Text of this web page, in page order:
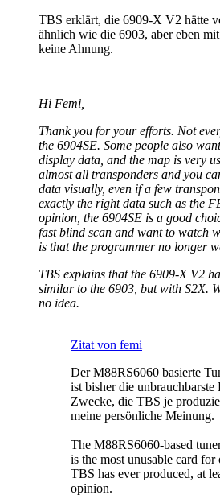
TBS erklärt, die 6909-X V2 hätte
ähnlich wie die 6903, aber eben
keine Ahnung.
Hi Femi,
Thank you for your efforts. Not
the 6904SE. Some people also
display data, and the map is very
almost all transponders and you
data visually, even if a few
exactly the right data such as the
opinion, the 6904SE is a good
fast blind scan and want to watch
is that the programmer no longer
TBS explains that the 6909-X V2
similar to the 6903, but with S2X.
no idea.
Zitat von femi
Der M88RS6060 basierte
ist bisher die unbrauchbarste
Zwecke, die TBS je
meine persönliche Meinung.
The M88RS6060-based
is the most unusable card for
TBS has ever produced, at
opinion.